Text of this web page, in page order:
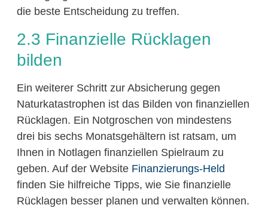
die beste Entscheidung zu treffen.
2.3 Finanzielle Rücklagen
bilden
Ein weiterer Schritt zur Absicherung gegen
Naturkatastrophen ist das Bilden von finanziellen
Rücklagen. Ein Notgroschen von mindestens
drei bis sechs Monatsgehältern ist ratsam, um
Ihnen in Notlagen finanziellen Spielraum zu
geben. Auf der Website Finanzierungs-Held
finden Sie hilfreiche Tipps, wie Sie finanzielle
Rücklagen besser planen und verwalten können.